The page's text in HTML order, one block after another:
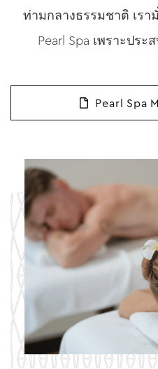
ท่ามกลางธรรมชาติ เร
Pearl Spa เพราะป
Pearl Spa